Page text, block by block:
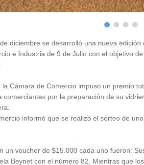
diciembre se desarrolló una nueva
e Industria de 9 de Julio con el objetivo
la Cámara de Comercio impuso un premio
comerciantes por la preparación de su
informó que se realizó el sorteo de
un voucher de $15.000 cada uno fueron:
Beynet con el número 82. Mientras que